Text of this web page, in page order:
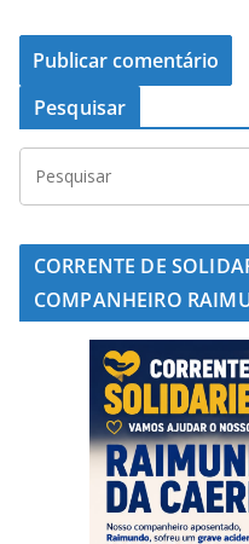
Pesquisar
CORRENTE DE
COMPANHEIRO